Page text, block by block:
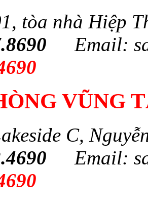
tòa nhà Hiệp
Email:
VŨNG
C,
Email: